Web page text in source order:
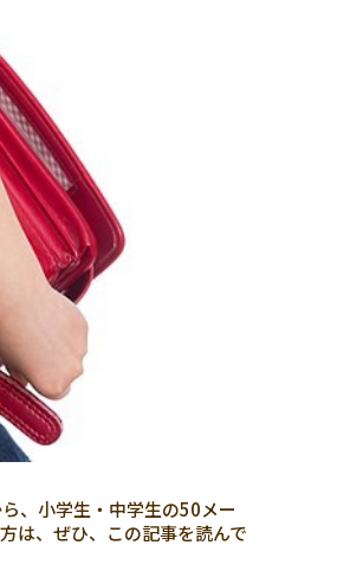
、小学生・中学生の50メー
は、ぜひ、この記事を読んで